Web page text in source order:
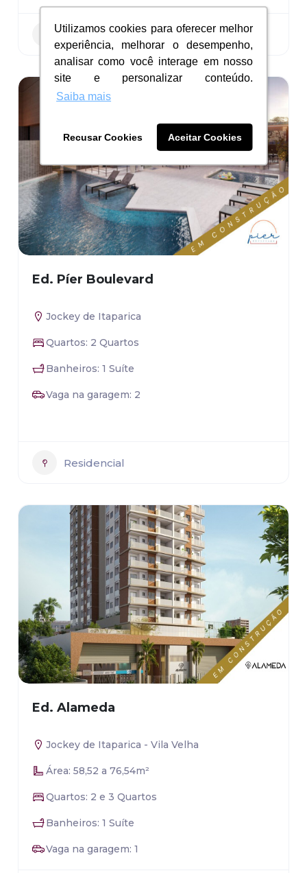
Utilizamos cookies para oferecer melhor
experiência, melhorar o desempenho,
analisar como você interage em nosso
site e personalizar conteúdo.
Saiba mais
Recusar Cookies Aceitar Cookies
Utilizamos cookies para oferecer melhor
experiência, melhorar o desempenho,
analisar como você interage em nosso
site e personalizar conteúdo.
Saiba mais
Recusar Cookies Aceitar Cookies
Residencial
Ed. Píer Boulevard
Jockey de Itaparica
Quartos: 2 Quartos
Banheiros: 1 Suíte
Vaga na garagem: 2
Residencial
Ed. Alameda
Jockey de Itaparica - Vila Velha
Área: 58,52 a 76,54m²
Quartos: 2 e 3 Quartos
Banheiros: 1 Suíte
Vaga na garagem: 1